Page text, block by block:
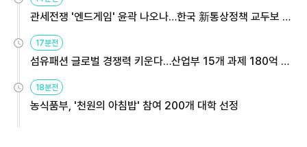
관세전쟁 '엔드게임' 윤곽 나오나…한국 新통상정책 교두보 활
용해야
17분전
섬유패션 글로벌 경쟁력 키운다…산업부 15개 과제 180억 지
원
18분전
농식품부, '천원의 아침밥' 참여 200개 대학 선정